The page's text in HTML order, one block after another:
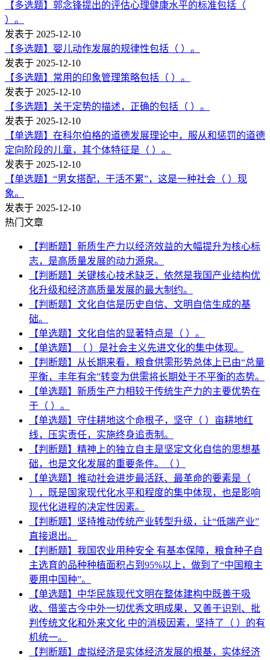
【多选题】郭念锋提出的评估心理健康水平的标准包括（
）。
发表于 2025-12-10
【多选题】婴儿动作发展的规律性包括（ ）。
发表于 2025-12-10
【多选题】常用的印象管理策略包括（ ）。
发表于 2025-12-10
【多选题】关于定势的描述，正确的包括（ ）。
发表于 2025-12-10
【单选题】在科尔伯格的道德发展理论中，服从和惩罚的道德
定向阶段的儿童，其个体特征是（ ）。
发表于 2025-12-10
【单选题】“男女搭配，干活不累”，这是一种社会（ ）现
象。
发表于 2025-12-10
热门文章
【判断题】新质生产力以经济效益的大幅提升为核心标
志，是高质量发展的动力源泉。
【判断题】关键核心技术缺乏，依然是我国产业结构优
化升级和经济高质量发展的最大制约。
【判断题】文化自信是历史自信、文明自信生成的基
础。
【单选题】文化自信的显著特点是（ ）。
【单选题】（ ）是社会主义先进文化的集中体现。
【判断题】从长期来看，粮食供需形势总体上已由“总量
平衡，丰年有余”转变为供需将长期处于不平衡的态势。
【单选题】新质生产力相较于传统生产力的主要优势在
于（ ）。
【单选题】守住耕地这个命根子，坚守（ ）亩耕地红
线，压实责任，实施终身追责制。
【判断题】精神上的独立自主是坚定文化自信的思想基
础，也是文化发展的重要条件。（ ）
【单选题】推动社会进步最活跃、最革命的要素是（
），既是国家现代化水平和程度的集中体现，也是影响
现代化进程的决定性因素。
【判断题】坚持推动传统产业转型升级，让“低端产业”
直接退出。
【判断题】我国农业用种安全 有基本保障，粮食种子自
主选育的品种种植面积占到95%以上，做到了“中国粮主
要用中国种”。
【单选题】中华民族现代文明在整体建构中既善于吸
收、借鉴古今中外一切优秀文明成果，又善于识别、批
判传统文化和外来文化 中的消极因素，坚持了（ ）的有
机统一。
【判断题】虚拟经济是实体经济发展的根基，实体经济